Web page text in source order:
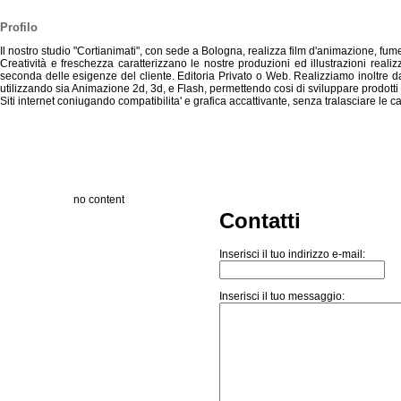
Profilo
Il nostro studio "Cortianimati", con sede a Bologna, realizza film d'animazione,
Creatività e freschezza caratterizzano le nostre produzioni ed illustrazioni
seconda delle esigenze del cliente. Editoria Privato o Web. Realizziamo
utilizzando sia Animazione 2d, 3d, e Flash, permettendo cosi di sviluppare
Siti internet coniugando compatibilita' e grafica accattivante, senza tralasciare le
no content
Contatti
Inserisci il tuo indirizzo e-mail:
Inserisci il tuo messaggio: